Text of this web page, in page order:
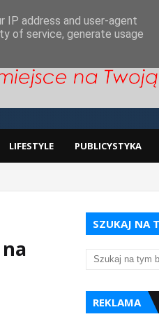
LIFESTYLE PUBLICYSTYKA
SZUKAJ NA
REKLAMA
IP address and user-agent
of service, generate usage